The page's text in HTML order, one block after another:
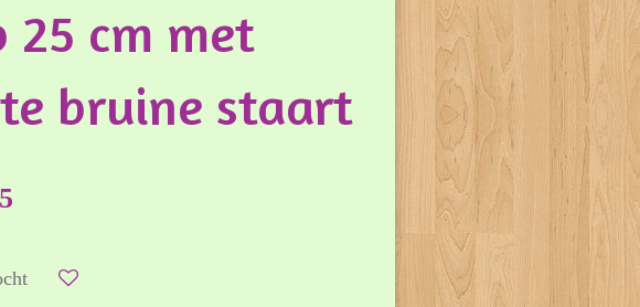
25 cm met
bruine staart